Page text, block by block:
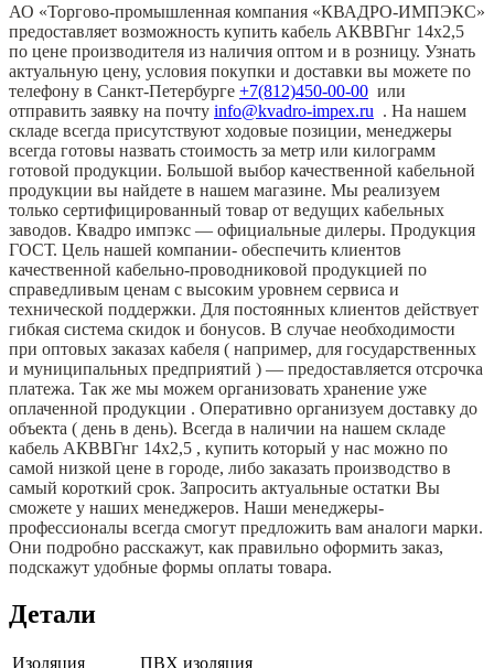
АО «Торгово-промышленная компания «КВАДРО-ИМПЭКС»
предоставляет возможность купить кабель АКВВГнг 14х2,5
по цене производителя из наличия оптом и в розницу. Узнать
актуальную цену, условия покупки и доставки вы можете по
телефону в Санкт-Петербурге +7(812)450-00-00 или
отправить заявку на почту info@kvadro-impex.ru . На нашем
складе всегда присутствуют ходовые позиции, менеджеры
всегда готовы назвать стоимость за метр или килограмм
готовой продукции. Большой выбор качественной кабельной
продукции вы найдете в нашем магазине. Мы реализуем
только сертифицированный товар от ведущих кабельных
заводов. Квадро импэкс — официальные дилеры. Продукция
ГОСТ. Цель нашей компании- обеспечить клиентов
качественной кабельно-проводниковой продукцией по
справедливым ценам с высоким уровнем сервиса и
технической поддержки. Для постоянных клиентов действует
гибкая система скидок и бонусов. В случае необходимости
при оптовых заказах кабеля ( например, для государственных
и муниципальных предприятий ) — предоставляется отсрочка
платежа. Так же мы можем организовать хранение уже
оплаченной продукции . Оперативно организуем доставку до
объекта ( день в день). Всегда в наличии на нашем складе
кабель АКВВГнг 14х2,5 , купить который у нас можно по
самой низкой цене в городе, либо заказать производство в
самый короткий срок. Запросить актуальные остатки Вы
сможете у наших менеджеров. Наши менеджеры-
профессионалы всегда смогут предложить вам аналоги марки.
Они подробно расскажут, как правильно оформить заказ,
подскажут удобные формы оплаты товара.
Детали
Изоляция
ПВХ изоляция